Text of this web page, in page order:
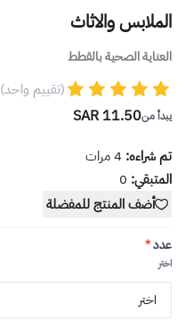
الملابس والاثاث
العناية الصحية بالقطط
(تقييم واحد)
يبدأ من11.50 SAR
تم شراءه: 4مرات
المتبقي: 0
أضف المنتج للمفضلة
عدد*
اختر